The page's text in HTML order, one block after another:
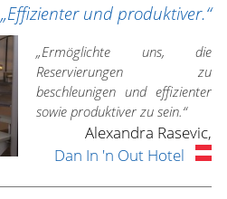
„Effizienter und produktiver.“
„Ermöglichte uns, die
Reservierungen zu
beschleunigen und effizienter
sowie produktiver zu sein.“
Alexandra Rasevic,
Dan In 'n Out Hotel